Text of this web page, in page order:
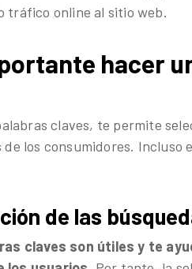
tráfico online al sitio web.
hacer
claves, te permite
los consumidores. Incluso
de las
claves son útiles y te